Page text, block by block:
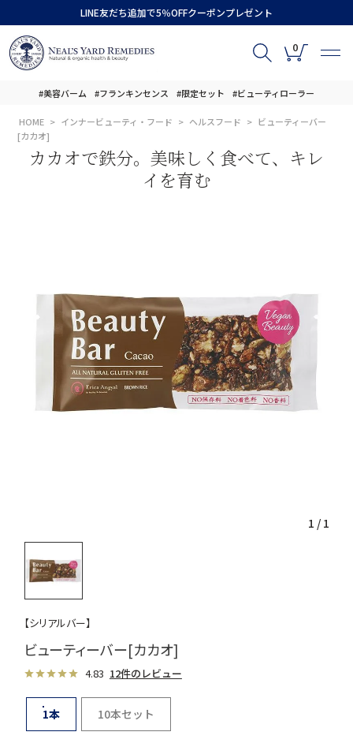
LINE友だち追加で5％OFFクーポンプレゼント
0
#美容バーム #フランキンセンス #限定セット #ビューティローラー
HOME インナービューティ・フード ヘルスフード
ビューティーバー
[カカオ]
カカオで鉄分。美味しく食べて、キレ
イを育む
1 / 1
【シリアルバー】
ビューティーバー[カカオ]
4.83 12件のレビュー
1本 10本セット